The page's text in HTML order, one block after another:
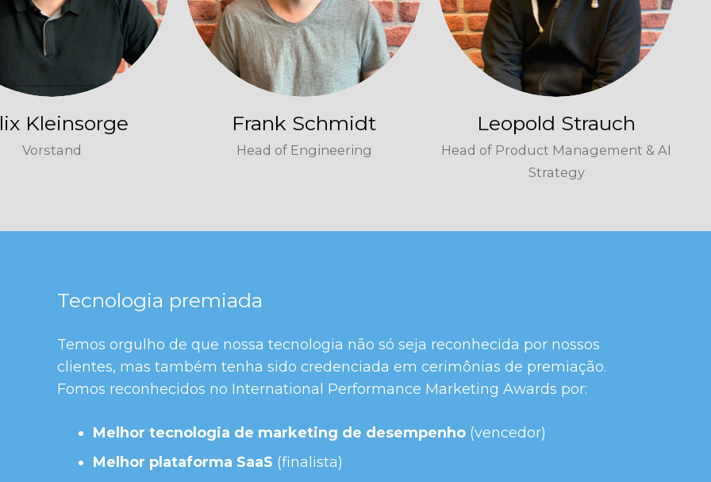
Kleinsorge
Vorstand
Frank Schmidt
Head of Engineering
Leopold Strauch
Head of Product Management & AI
Strategy
Tecnologia premiada
Temos orgulho de que nossa tecnologia não só seja reconhecida por nossos
clientes, mas também tenha sido credenciada em cerimônias de premiação.
Fomos reconhecidos no International Performance Marketing Awards por:
Melhor tecnologia de marketing de desempenho (vencedor)
Melhor plataforma SaaS (finalista)